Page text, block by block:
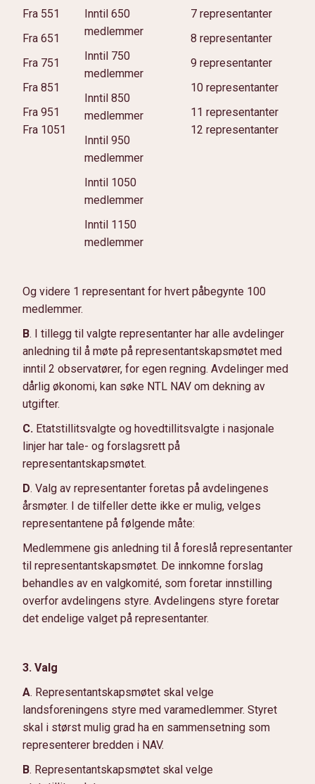
Fra 551
Fra 651
Fra 751
Fra 851
Fra 951
Fra 1051
Inntil 650
medlemmer
Inntil 750
medlemmer
Inntil 850
medlemmer
Inntil 950
medlemmer
Inntil 1050
medlemmer
Inntil 1150
medlemmer
7 representanter
8 representanter
9 representanter
10 representanter
11 representanter
12 representanter
Og videre 1 representant for hvert påbegynte 100
medlemmer.
B. I tillegg til valgte representanter har alle avdelinger
anledning til å møte på representantskapsmøtet med
inntil 2 observatører, for egen regning. Avdelinger med
dårlig økonomi, kan søke NTL NAV om dekning av
utgifter.
C. Etatstillitsvalgte og hovedtillitsvalgte i nasjonale
linjer har tale- og forslagsrett på
representantskapsmøtet.
D. Valg av representanter foretas på avdelingenes
årsmøter. I de tilfeller dette ikke er mulig, velges
representantene på følgende måte:
Medlemmene gis anledning til å foreslå representanter
til representantskapsmøtet. De innkomne forslag
behandles av en valgkomité, som foretar innstilling
overfor avdelingens styre. Avdelingens styre foretar
det endelige valget på representanter.
3. Valg
A. Representantskapsmøtet skal velge
landsforeningens styre med varamedlemmer. Styret
skal i størst mulig grad ha en sammensetning som
representerer bredden i NAV.
B. Representantskapsmøtet skal velge